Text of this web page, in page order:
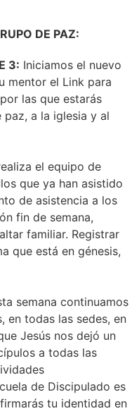
DE PAZ:
3: Iniciamos el nuevo
mentor el Link para
las que estarás
a la iglesia y al
el equipo de
que ya han asistido
de asistencia a los
fin de semana,
familiar. Registrar
que está en génesis,
semana continuamos
en todas las sedes, en
Jesús nos dejó un
a todas las
de Discipulado es
tu identidad en